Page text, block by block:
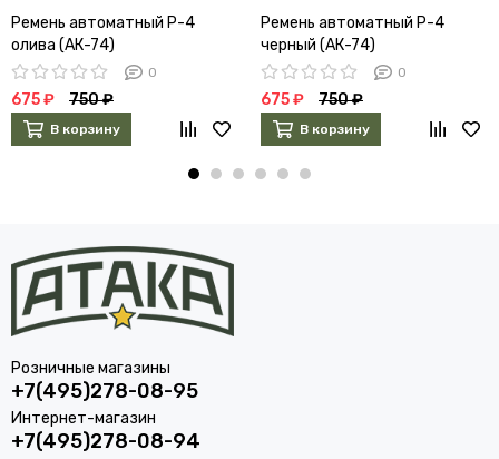
Ремень автоматный Р-4
олива (АК-74)
0
675 ₽ 750 ₽
В корзину
Ремень автоматный Р-4
черный (АК-74)
0
675 ₽ 750 ₽
В корзину
Розничные магазины
+7(495)278-08-95
Интернет-магазин
+7(495)278-08-94